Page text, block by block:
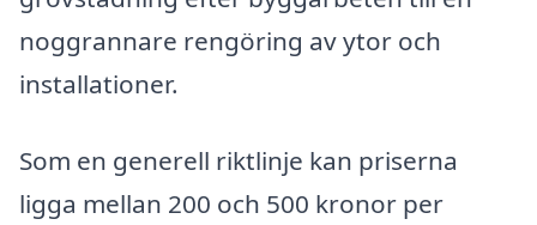
noggrannare rengöring av ytor och
installationer.
Som en generell riktlinje kan priserna
ligga mellan 200 och 500 kronor per